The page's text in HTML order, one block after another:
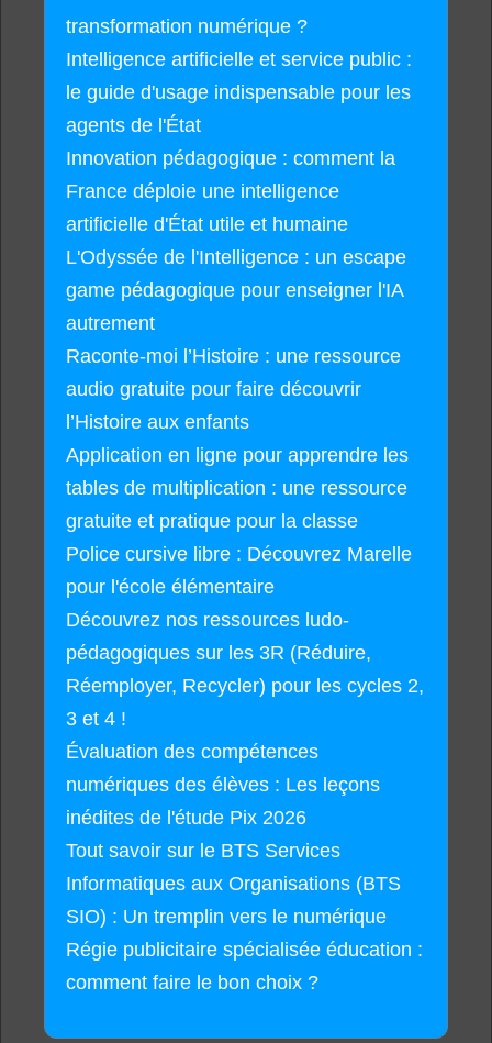
transformation numérique ?
Intelligence artificielle et service public :
le guide d'usage indispensable pour les
agents de l'État
Innovation pédagogique : comment la
France déploie une intelligence
artificielle d'État utile et humaine
L'Odyssée de l'Intelligence : un escape
game pédagogique pour enseigner l'IA
autrement
Raconte-moi l’Histoire : une ressource
audio gratuite pour faire découvrir
l’Histoire aux enfants
Application en ligne pour apprendre les
tables de multiplication : une ressource
gratuite et pratique pour la classe
Police cursive libre : Découvrez Marelle
pour l'école élémentaire
Découvrez nos ressources ludo-
pédagogiques sur les 3R (Réduire,
Réemployer, Recycler) pour les cycles 2,
3 et 4 !
Évaluation des compétences
numériques des élèves : Les leçons
inédites de l'étude Pix 2026
Tout savoir sur le BTS Services
Informatiques aux Organisations (BTS
SIO) : Un tremplin vers le numérique
Régie publicitaire spécialisée éducation :
comment faire le bon choix ?